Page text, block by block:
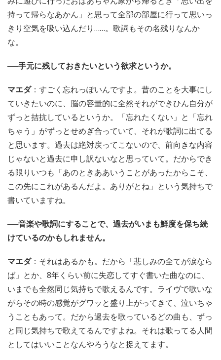
持って帰らなあかん」と思って全部の部屋に行って思いっ
きり空気を吸い込んだり……。歌詞もその名残りなんか
な。
──手元に残しておきたいという欲求というか。
マエダ：すごく忘れっぽいんですよ。昔のことを大事にし
ていきたいのに、脳の容量的に全然それができひん自分が
ずっと拮抗しているというか。「忘れたくない」と「忘れ
ちゃう」がずっとせめぎ合っていて、それが歌詞に出てる
と思います。過去は絶対戻ってこないので、前向きな内容
じゃないと過去に申し訳ないなと思っていて。だからでき
る限りいつも「あのときああいうことがあったからこそ、
この先にこれがあるんだよ。ありがとね」という気持ちで
書いていますね。
──音楽や歌詞にすることで、過去がいまも鮮度を保ち続
けているのかもしれません。
マエダ：それはあるかも。だから「悲しみの全てが涙なら
ば」とか、8年くらい前に失恋してすぐ書いた曲なのに、
いまでも全然同じ気持ちで歌えるんです。ライヴで歌いな
がらその時の感覚がグワッと盛り上がってきて、泣いちゃ
うこともあって。だから過去を歌っているどの曲も、ずっ
と同じ気持ちで歌えてるんですよね。それは歌ってる人間
としてはいいことなんやろうなと捉えてます。